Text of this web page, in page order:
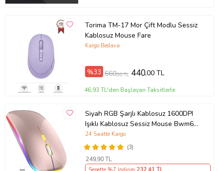
Torima TM-17 Mor Çift Modlu Sessiz
Kablosuz Mouse Fare
Kargo Bedava
%33 660,00 TL 440,00 TL
46,93 TL'den Başlayan Taksitlerle
Siyah RGB Şarjlı Kablosuz 1600DPI
Işıklı Kablosuz Sessiz Mouse Bwm6
(Rose - Gold)
(3)
24 Saatte Kargo
249,90 TL